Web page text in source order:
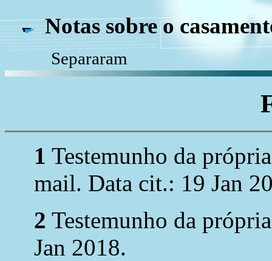
Notas sobre o
Separaram
1 Testemunho da
mail. Data cit.: 19 Jan
2 Testemunho da
Jan 2018.